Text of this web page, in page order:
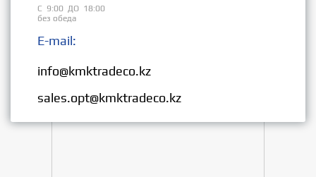
С 9:00 ДО 18:00
без обеда
E-mail:
info@kmktradeco.kz
sales.opt@kmktradeco.kz